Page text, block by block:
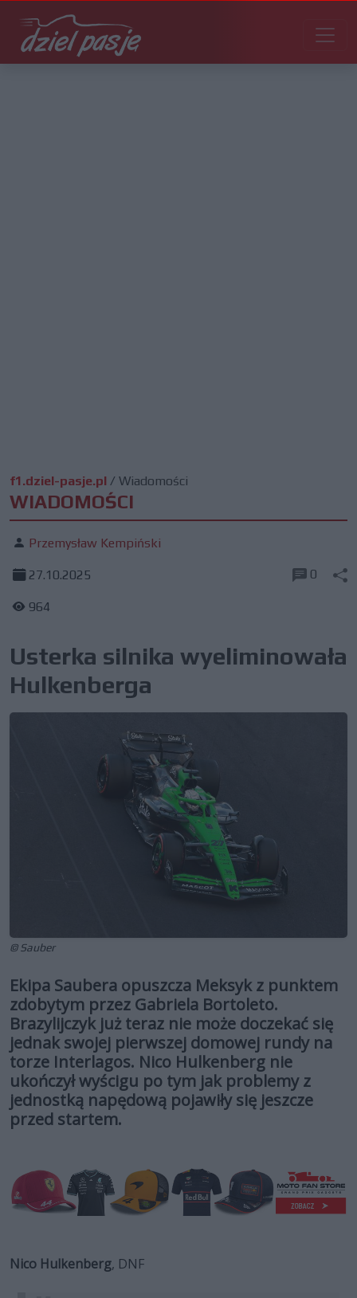
f1.dziel-pasje.pl / Wiadomości
WIADOMOŚCI
Przemysław Kempiński
27.10.2025
964
0
Usterka silnika wyeliminowała
Hulkenberga
© Sauber
Ekipa Saubera opuszcza Meksyk z punktem
zdobytym przez Gabriela Bortoleto.
Brazylijczyk już teraz nie może doczekać się
jednak swojej pierwszej domowej rundy na
torze Interlagos. Nico Hulkenberg nie
ukończył wyścigu po tym jak problemy z
jednostką napędową pojawiły się jeszcze
przed startem.
Nico Hulkenberg, DNF